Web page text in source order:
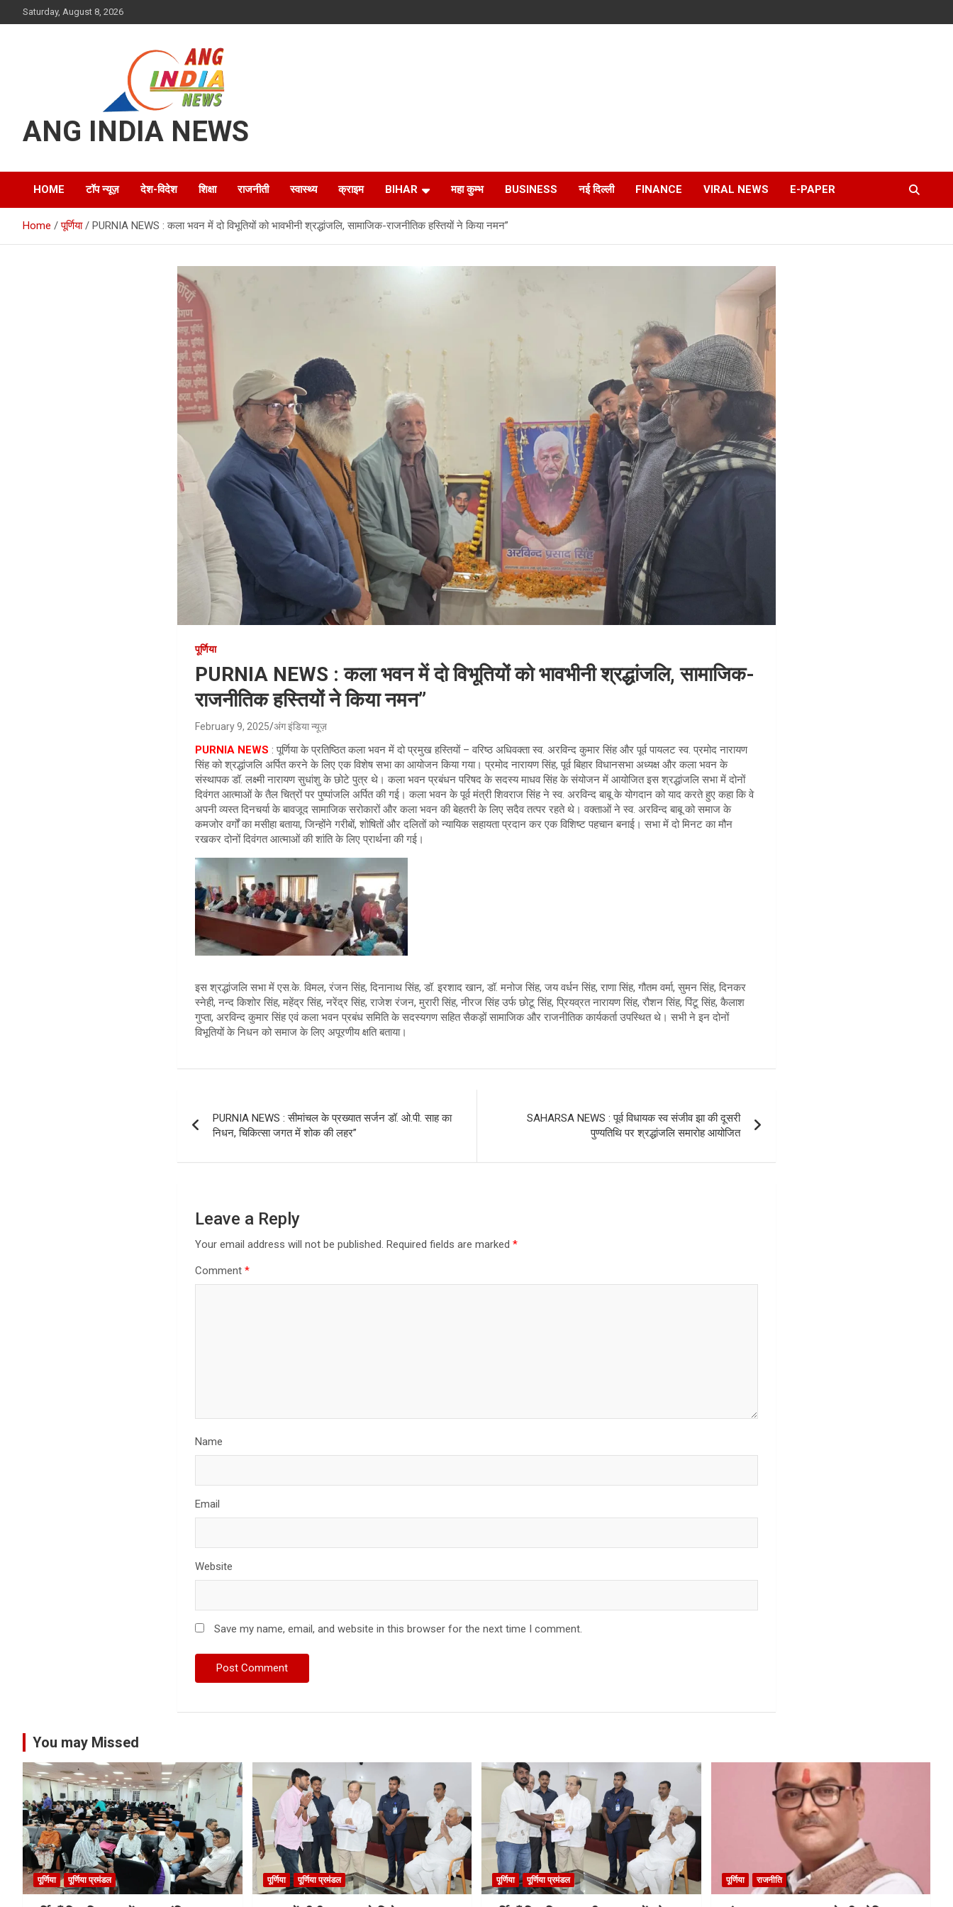
to
Saturday, August 8, 2026
ANG INDIA NEWS
HOME टॉप न्यूज़ देश-विदेश शिक्षा राजनीती स्वास्थ्य क्राइम BIHAR महा कुम्भ BUSINESS नई दिल्ली FINANCE VIRAL NEWS E-PAPER
Home पूर्णिया PURNIA NEWS : कला भवन में दो विभूतियों को भावभीनी श्रद्धांजलि, सामाजिक-राजनीतिक हस्तियों ने किया नमन”
पूर्णिया
PURNIA NEWS : कला भवन में दो विभूतियों को भावभीनी श्रद्धांजलि, सामाजिक-
राजनीतिक हस्तियों ने किया नमन”
February 9, 2025 अंग इंडिया न्यूज़
PURNIA NEWS : पूर्णिया के प्रतिष्ठित कला भवन में दो प्रमुख हस्तियों – वरिष्ठ अधिवक्ता स्व. अरविन्द कुमार सिंह और पूर्व पायलट स्व. प्रमोद नारायण
सिंह को श्रद्धांजलि अर्पित करने के लिए एक विशेष सभा का आयोजन किया गया। प्रमोद नारायण सिंह, पूर्व बिहार विधानसभा अध्यक्ष और कला भवन के
संस्थापक डॉ. लक्ष्मी नारायण सुधांशु के छोटे पुत्र थे। कला भवन प्रबंधन परिषद के सदस्य माधव सिंह के संयोजन में आयोजित इस श्रद्धांजलि सभा में दोनों
दिवंगत आत्माओं के तैल चित्रों पर पुष्पांजलि अर्पित की गई। कला भवन के पूर्व मंत्री शिवराज सिंह ने स्व. अरविन्द बाबू के योगदान को याद करते हुए कहा कि वे
अपनी व्यस्त दिनचर्या के बावजूद सामाजिक सरोकारों और कला भवन की बेहतरी के लिए सदैव तत्पर रहते थे। वक्ताओं ने स्व. अरविन्द बाबू को समाज के
कमजोर वर्गों का मसीहा बताया, जिन्होंने गरीबों, शोषितों और दलितों को न्यायिक सहायता प्रदान कर एक विशिष्ट पहचान बनाई। सभा में दो मिनट का मौन
रखकर दोनों दिवंगत आत्माओं की शांति के लिए प्रार्थना की गई।
इस श्रद्धांजलि सभा में एस.के. विमल, रंजन सिंह, दिनानाथ सिंह, डॉ. इरशाद खान, डॉ. मनोज सिंह, जय वर्धन सिंह, राणा सिंह, गौतम वर्मा, सुमन सिंह, दिनकर
स्नेही, नन्द किशोर सिंह, महेंद्र सिंह, नरेंद्र सिंह, राजेश रंजन, मुरारी सिंह, नीरज सिंह उर्फ छोटू सिंह, प्रियव्रत नारायण सिंह, रौशन सिंह, पिंटू सिंह, कैलाश
गुप्ता, अरविन्द कुमार सिंह एवं कला भवन प्रबंध समिति के सदस्यगण सहित सैकड़ों सामाजिक और राजनीतिक कार्यकर्ता उपस्थित थे। सभी ने इन दोनों
विभूतियों के निधन को समाज के लिए अपूरणीय क्षति बताया।
navigation
PURNIA NEWS : सीमांचल के प्रख्यात सर्जन डॉ. ओ.पी. साह का
निधन, चिकित्सा जगत में शोक की लहर”
SAHARSA NEWS : पूर्व विधायक स्व संजीव झा की दूसरी
पुण्यतिथि पर श्रद्धांजलि समारोह आयोजित
Leave a Reply
Your email address will not be published. Required fields are marked*
Comment*
Name
Email
Website
Save my name, email, and website in this browser for the next time I comment.
You may Missed
पूर्णिया पूर्णिया प्रमंडल पूर्णिया पूर्णिया प्रमंडल पूर्णिया पूर्णिया प्रमंडल पूर्णिया राजनीति